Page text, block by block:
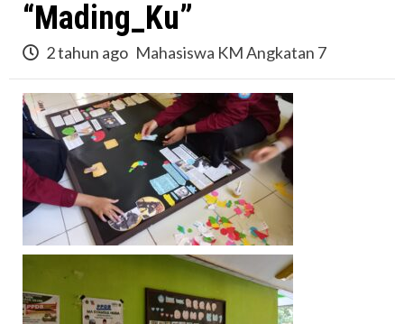
“Mading_Ku”
2 tahun ago Mahasiswa KM Angkatan 7